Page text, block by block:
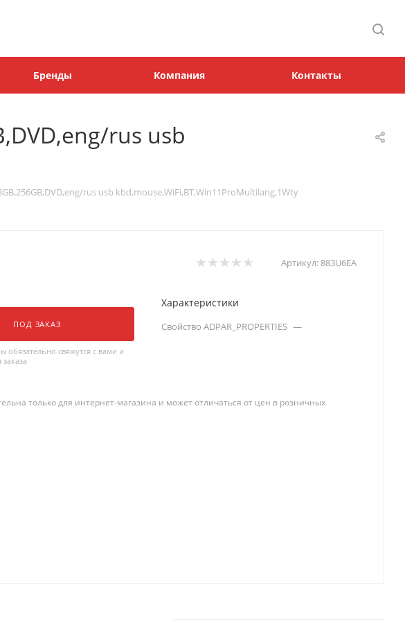
Бренды Компания Контакты
rus usb
rus usb kbd,mouse,WiFi,BT,Win11ProMultilang,1Wty
Артикул:883U6EA
ПОД ЗАКАЗ
свяжутся с вами и
Характеристики
Свойство ADPAR_PROPERTIES —
только для интернет-магазина и может отличаться от цен в розничных